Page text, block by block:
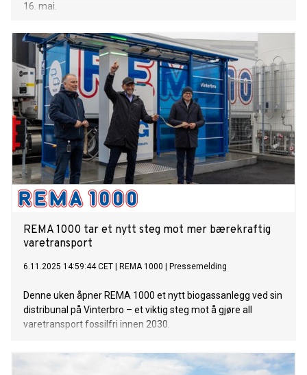
16. mai.
REMA 1000 tar et nytt steg mot mer bærekraftig
varetransport
6.11.2025 14:59:44 CET REMA 1000 Pressemelding
Denne uken åpner REMA 1000 et nytt biogassanlegg ved sin
distribunal på Vinterbro – et viktig steg mot å gjøre all
varetransport fossilfri innen 2030.